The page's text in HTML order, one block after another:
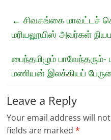
← சிவகங்கை மாவட்டச்
மரியலூயிஸ் அவர்கள்
பைந்தமிழும் பாவேந்தரும்-
மணியன் இலக்கியப்
Leave a Reply
Your email address will
fields are marked*